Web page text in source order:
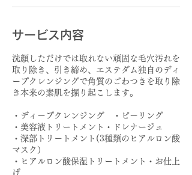
サービス内容
洗顔しただけでは取れない頑固な毛穴汚れを
取り除き、引き締め、エステダム独自のディ
ープクレンジングで角質のごわつきを取り除
き本来の素肌を掘り起こします。
・ディープクレンジング ・ピーリング
・美容液トリートメント・ドレナージュ
・深部トリートメント(3種類のヒアルロン酸
マスク）
・ヒアルロン酸保湿トリートメント・お仕上
げ